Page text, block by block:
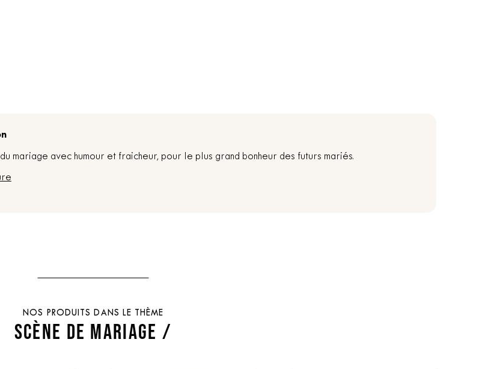
mariage avec humour et fraicheur, pour le plus grand bonheur des futurs mariés.
NOS PRODUITS DANS LE THÈME
SCÈNE DE MARIAGE /